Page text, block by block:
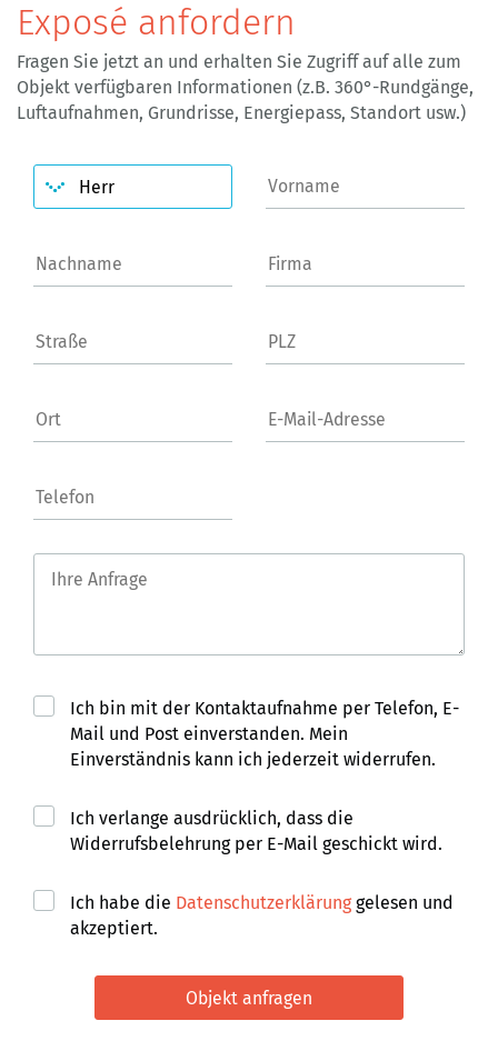
Exposé anfordern
Fragen Sie jetzt an und erhalten Sie Zugriff auf alle zum
Objekt verfügbaren Informationen (z.B. 360°-Rundgänge,
Luftaufnahmen, Grundrisse, Energiepass, Standort usw.)
Ich bin mit der Kontaktaufnahme per Telefon, E-
Mail und Post einverstanden. Mein
Einverständnis kann ich jederzeit widerrufen.
Ich verlange ausdrücklich, dass die
Widerrufsbelehrung per E-Mail geschickt wird.
Ich habe die Datenschutzerklärunggelesen und
akzeptiert.